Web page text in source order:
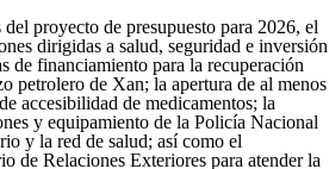
proyecto de presupuesto para 2026, el
dirigidas a salud, seguridad e inversión
de financiamiento para la recuperación
petrolero de Xan; la apertura de al menos
accesibilidad de medicamentos; la
y equipamiento de la Policía Nacional
y la red de salud; así como el
de Relaciones Exteriores para atender la